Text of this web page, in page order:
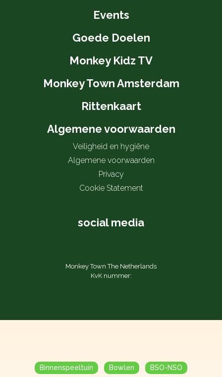
Events
Goede Doelen
Monkey Kidz TV
Monkey Town Amsterdam
Rittenkaart
Algemene voorwaarden
Veiligheid en hygiëne
Algemene voorwaarden
Privacy
Cookie Statement
social media
Monkey Town The Netherlands
KvK nummer:
Binnenspeeltuin Bowlen BSO-NSO